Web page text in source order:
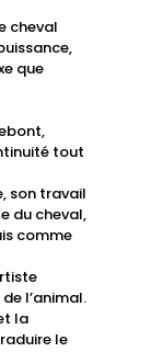
cheval
que
tout
son travail
du cheval,
comme
l’animal.
la
le